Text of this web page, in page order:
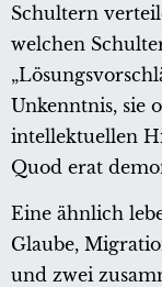
Schultern
welchen
Unkenntnis, sie
intellektuellen
Quod erat
Eine ähnlich
Glaube,
und zwei